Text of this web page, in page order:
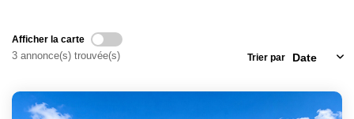
Immeubles
Afficher la carte
3 annonce(s) trouvée(s) Trier par